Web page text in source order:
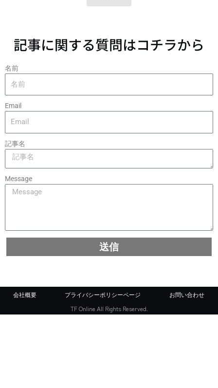
記事に関する質問はコチラから
名前
Email
記事名
Message
送信
会社概要 プライバシーポリシーページ お問い合わせ
TF Online All Rights Reserved.